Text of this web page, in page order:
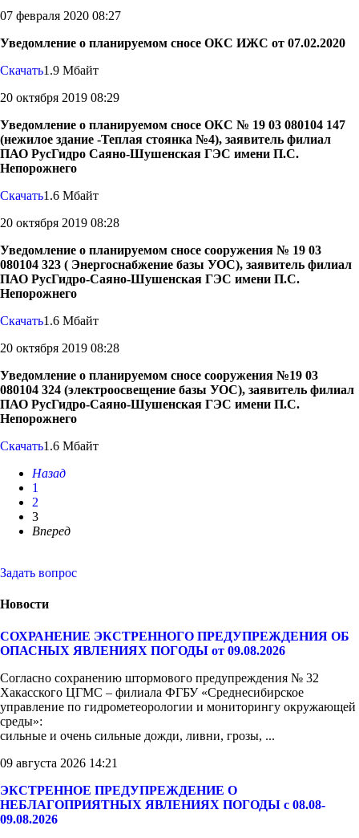
07 февраля 2020 08:27
Уведомление о планируемом сносе ОКС ИЖС от 07.02.2020
Скачать1.9 Мбайт
20 октября 2019 08:29
Уведомление о планируемом сносе ОКС № 19 03 080104 147
(нежилое здание -Теплая стоянка №4), заявитель филиал
ПАО РусГидро Саяно-Шушенская ГЭС имени П.С.
Непорожнего
Скачать1.6 Мбайт
20 октября 2019 08:28
Уведомление о планируемом сносе сооружения № 19 03
080104 323 ( Энергоснабжение базы УОС), заявитель филиал
ПАО РусГидро-Саяно-Шушенская ГЭС имени П.С.
Непорожнего
Скачать1.6 Мбайт
20 октября 2019 08:28
Уведомление о планируемом сносе сооружения №19 03
080104 324 (электроосвещение базы УОС), заявитель филиал
ПАО РусГидро-Саяно-Шушенская ГЭС имени П.С.
Непорожнего
Скачать1.6 Мбайт
Назад
1
2
3
Вперед
Задать вопрос
Новости
СОХРАНЕНИЕ ЭКСТРЕННОГО ПРЕДУПРЕЖДЕНИЯ ОБ
ОПАСНЫХ ЯВЛЕНИЯХ ПОГОДЫ от 09.08.2026
Согласно сохранению штормового предупреждения № 32
Хакасского ЦГМС – филиала ФГБУ «Среднесибирское
управление по гидрометеорологии и мониторингу окружающей
среды»:
сильные и очень сильные дожди, ливни, грозы, ...
09 августа 2026 14:21
ЭКСТРЕННОЕ ПРЕДУПРЕЖДЕНИЕ О
НЕБЛАГОПРИЯТНЫХ ЯВЛЕНИЯХ ПОГОДЫ с 08.08-
09.08.2026